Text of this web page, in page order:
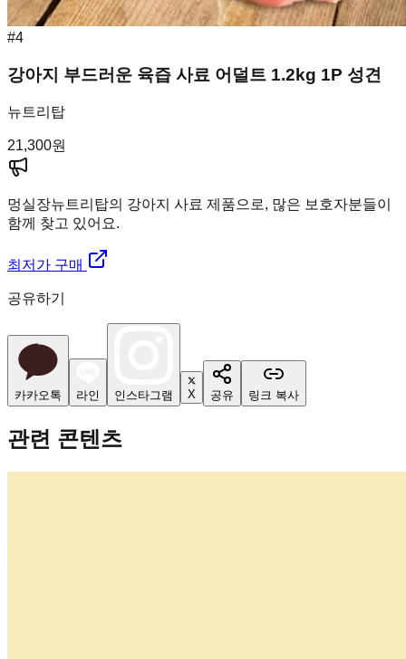
#4
강아지 부드러운 육즙 사료 어덜트 1.2kg 1P 성견
뉴트리탑
21,300원
멍실장뉴트리탑의 강아지 사료 제품으로, 많은 보호자분들이
함께 찾고 있어요.
최저가 구매
공유하기
카카오톡 라인 인스타그램 X 공유 링크 복사
관련 콘텐츠